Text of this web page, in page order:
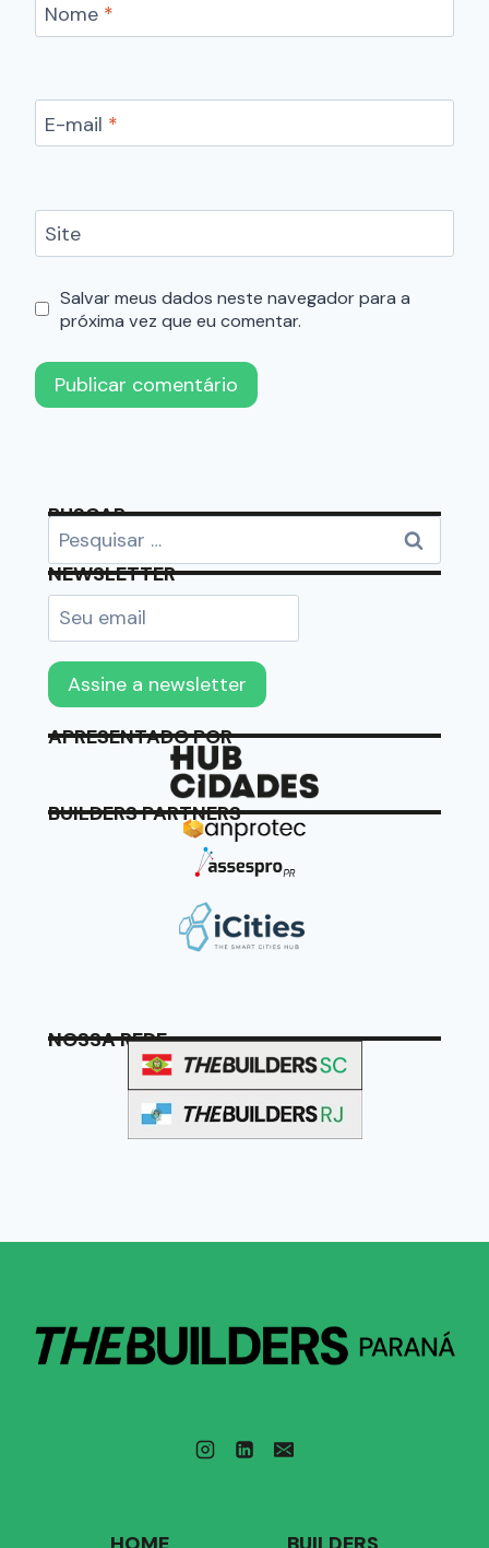
Nome *
E-mail *
Site
Salvar meus dados neste navegador para a
próxima vez que eu comentar.
BUSCAR
NEWSLETTER
APRESENTADO POR
BUILDERS PARTNERS
NOSSA REDE